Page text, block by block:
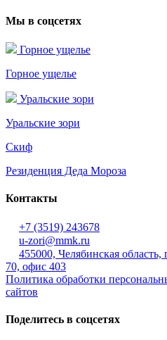
Мы в соцсетях
Горное ущелье
Горное ущелье
Уральские зори
Уральские зори
Скиф
Резиденция Деда Мороза
Контакты
+7 (3519) 243678
u-zori@mmk.ru
455000, Челябинская
70, офис 403
Политика обработки
сайтов
Поделитесь в соцсетях